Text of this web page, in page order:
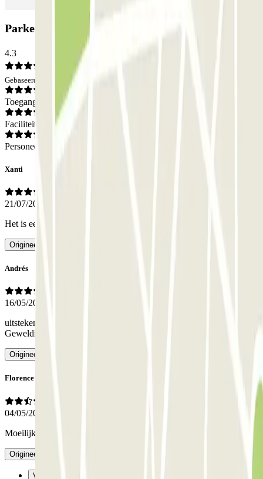
Parkeergarage EMT Orense: Beoordelingen
4.3
Gebaseerd op 278 meningen
Toegang
Faciliteiten
Personeel
Xanti
21/07/2026
Het is een geweldige oplossing-
Origineel bekijken
Andrés
16/05/2026
uitstekende behandeling en professionaliteit. Snelheid en efficiëntie.
Geweldig
Origineel bekijken
Florence
04/05/2026
Moeilijk te vinden ingang
Origineel bekijken
Vorige